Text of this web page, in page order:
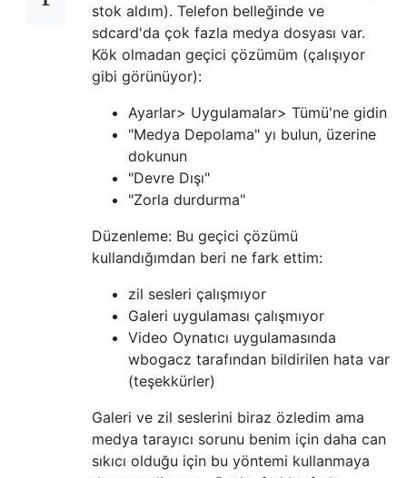
stok aldım). Telefon belleğinde ve
sdcard'da çok fazla medya dosyası var.
Kök olmadan geçici çözümüm (çalışıyor
gibi görünüyor):
Ayarlar> Uygulamalar> Tümü'ne gidin
"Medya Depolama" yı bulun, üzerine
dokunun
"Devre Dışı"
"Zorla durdurma"
Düzenleme: Bu geçici çözümü
kullandığımdan beri ne fark ettim:
zil sesleri çalışmıyor
Galeri uygulaması çalışmıyor
Video Oynatıcı uygulamasında
wbogacz tarafından bildirilen hata var
(teşekkürler)
Galeri ve zil seslerini biraz özledim ama
medya tarayıcı sorunu benim için daha can
sıkıcı olduğu için bu yöntemi kullanmaya